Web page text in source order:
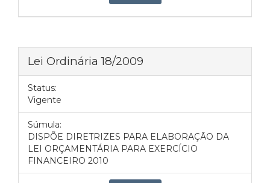
Lei Ordinária 18/2009
Status:
Vigente
Súmula:
DISPÕE DIRETRIZES PARA ELABORAÇÃO DA
LEI ORÇAMENTÁRIA PARA EXERCÍCIO
FINANCEIRO 2010